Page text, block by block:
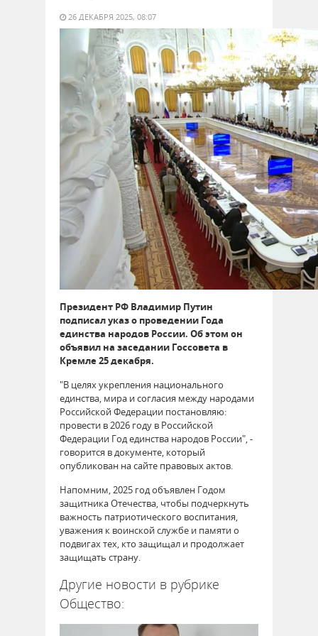
26 ДЕКАБРЯ 2025, 08:07
Президент РФ Владимир Путин
подписал указ о проведении Года
единства народов России. Об этом он
объявил на заседании Госсовета в
Кремле 25 декабря.
"В целях укрепления национального
единства, мира и согласия между народами
Российской Федерации постановляю:
провести в 2026 году в Российской
Федерации Год единства народов России", -
говорится в документе, который
опубликован на сайте правовых актов.
Напомним, 2025 год объявлен Годом
защитника Отечества, чтобы подчеркнуть
важность патриотического воспитания,
уважения к воинской службе и памяти о
подвигах тех, кто защищал и продолжает
защищать страну.
Другие новости в рубрике
Общество: